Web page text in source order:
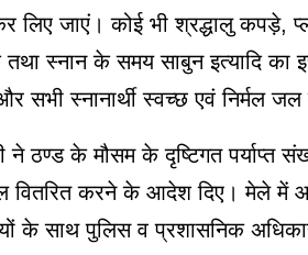
लिए जाएं। कोई भी श्रद्धालु कपड़े,
स्नान के समय साबुन इत्यादि
सभी स्नानार्थी स्वच्छ एवं निर्मल
ने ठण्ड के मौसम के दृष्टिगत पर्याप्त
वितरित करने के आदेश दिए। मेले में
के साथ पुलिस व प्रशासनिक